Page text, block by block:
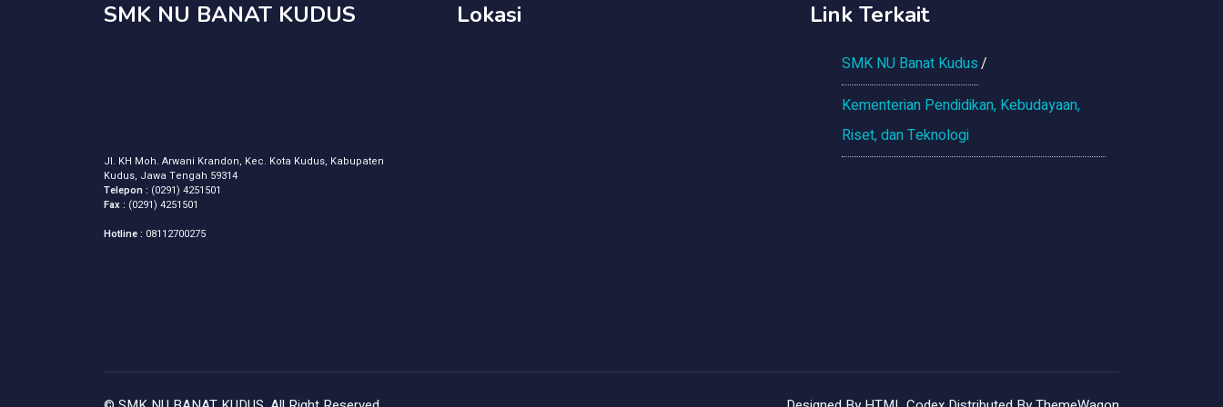
SMK NU BANAT KUDUS
Jl. KH Moh. Arwani Krandon, Kec. Kota Kudus, Kabupaten
Kudus, Jawa Tengah 59314
Telepon : (0291) 4251501
Fax : (0291) 4251501
Hotline : 08112700275
Lokasi Link Terkait
SMK NU Banat Kudus
Kementerian Pendidikan, Kebudayaan,
Riset, dan Teknologi